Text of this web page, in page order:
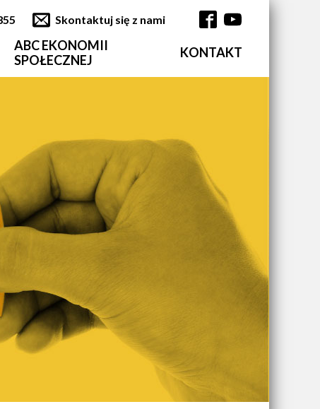
Skontaktuj się z nami
ABC EKONOMII
SPOŁECZNEJ
KONTAKT